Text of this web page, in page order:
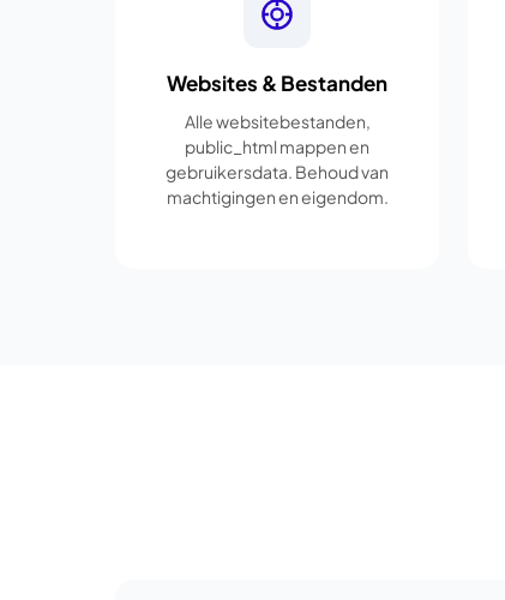
Websites & Bestanden
Alle websitebestanden,
public_html mappen en
gebruikersdata. Behoud van
machtigingen en eigendom.